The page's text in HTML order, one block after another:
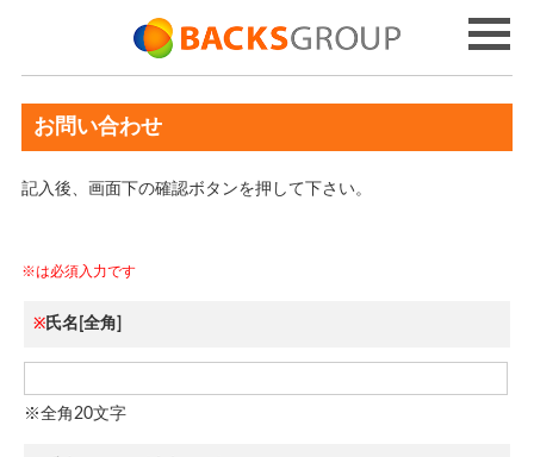
お問い合わせ
記入後、画面下の確認ボタンを押して下さい。
※は必須入力です
※ 氏名[全角]
※全角20文字